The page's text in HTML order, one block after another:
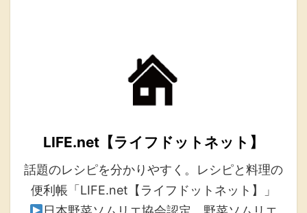
LIFE.net【ライフドットネット】
話題のレシピを分かりやすく。レシピと料理の
便利帳「LIFE.net【ライフドットネット】」